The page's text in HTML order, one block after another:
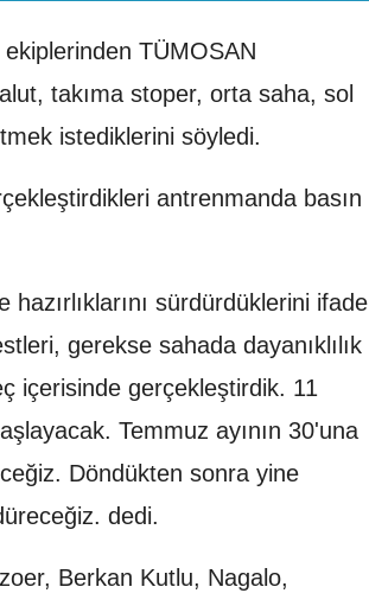
ekiplerinden TÜMOSAN
takıma stoper, orta saha, sol
istediklerini söyledi.
antrenmanda basın
sürdürdüklerini ifade
gerekse sahada dayanıklılık
içerisinde gerçekleştirdik. 11
Temmuz ayının 30'una
Döndükten sonra yine
dedi.
Berkan Kutlu, Nagalo,